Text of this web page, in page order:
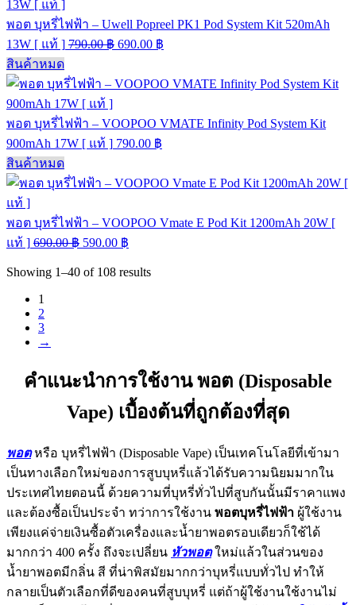
พอต บุหรี่ไฟฟ้า – Uwell Popreel PK1 Pod System Kit 520mAh
13W [ แท้ ] 790.00฿ 690.00 ฿
สินค้าหมด
พอต บุหรี่ไฟฟ้า – VOOPOO VMATE Infinity Pod System Kit
900mAh 17W [ แท้ ] 790.00 ฿
สินค้าหมด
พอต บุหรี่ไฟฟ้า – VOOPOO Vmate E Pod Kit 1200mAh 20W [
แท้ ] 690.00฿ 590.00 ฿
Showing 1–40 of 108 results
1
2
3
→
คำแนะนำการใช้งาน พอต (Disposable
Vape) เบื้องต้นที่ถูกต้องที่สุด
พอตหรือ บุหรี่ไฟฟ้า (Disposable Vape) เป็นเทคโนโลยีที่เข้ามา
เป็นทางเลือกใหม่ของการสูบบุหรี่แล้วได้รับความนิยมมากใน
ประเทศไทยตอนนี้ ด้วยความที่บุหรี่ทั่วไปที่สูบกันนั้นมีราคาแพง
และต้องซื้อเป็นประจำ ทว่าการใช้งาน พอตบุหรี่ไฟฟ้า ผู้ใช้งาน
เพียงแค่จ่ายเงินซื้อตัวเครื่องและน้ำยาพอตรอบเดียวก็ใช้ได้
มากกว่า 400 ครั้ง ถึงจะเปลี่ยน หัวพอตใหม่แล้วในส่วนของ
น้ำยาพอตมีกลิ่น สี ที่น่าพิสมัยมากกว่าบุหรี่แบบทั่วไป ทำให้
กลายเป็นตัวเลือกที่ดีของคนที่สูบบุหรี่ แต่ถ้าผู้ใช้งานใช้งานไม่